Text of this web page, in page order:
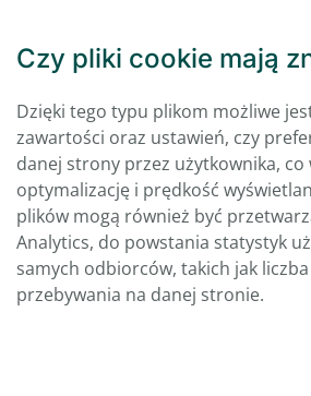
Czy pliki cookie mają
Dzięki tego typu plikom możliwe
zawartości oraz ustawień, czy
danej strony przez użytkownika, co
optymalizację i prędkość
plików mogą również być
Analytics, do powstania statystyk
samych odbiorców, takich jak liczba
przebywania na danej stronie.